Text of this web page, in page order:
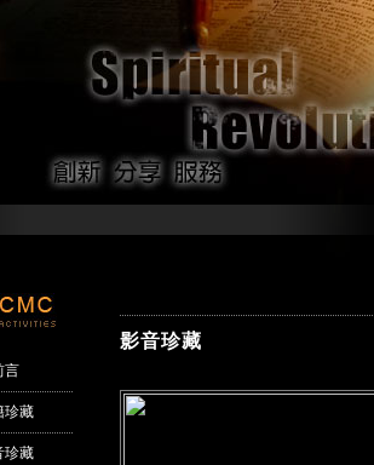
言
珍藏
珍藏
影音珍藏